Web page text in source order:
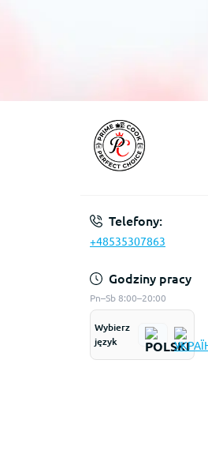
Telefony:
+48535307863
Godziny pracy
Pn–Sb 8:00–20:00
Wybierz
język